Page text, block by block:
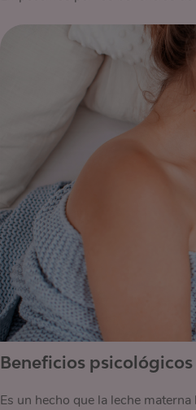
Beneficios
Es un hecho que la leche